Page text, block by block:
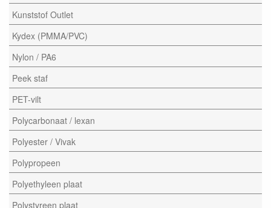
Kunststof Outlet
Kydex (PMMA/PVC)
Nylon / PA6
Peek staf
PET-vilt
Polycarbonaat / lexan
Polyester / Vivak
Polypropeen
Polyethyleen plaat
Polystyreen plaat